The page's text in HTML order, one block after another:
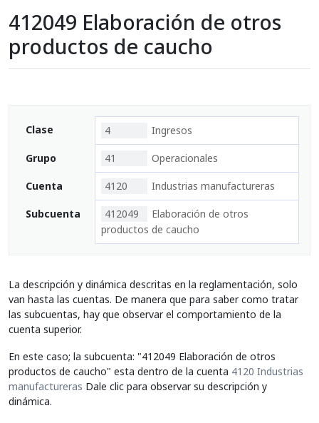
412049 Elaboración de otros
productos de caucho
Clase 4 Ingresos
Grupo 41 Operacionales
Cuenta 4120 Industrias manufactureras
Subcuenta 412049
Elaboración de otros
productos de caucho
La descripción y dinámica descritas en la reglamentación, solo
van hasta las cuentas. De manera que para saber como tratar
las subcuentas, hay que observar el comportamiento de la
cuenta superior.
En este caso; la subcuenta: "412049 Elaboración de otros
productos de caucho" esta dentro de la cuenta 4120 Industrias
manufactureras Dale clic para observar su descripción y
dinámica.